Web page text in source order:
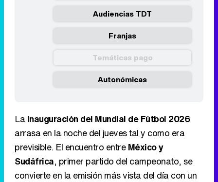
Audiencias TDT
Franjas
Temáticas pago
Autonómicas
La inauguración del Mundial de Fútbol 2026
arrasa en la noche del jueves tal y como era
previsible. El encuentro entreMéxico y
Sudáfrica, primer partido del campeonato, se
convierte en la emisión más vista del día con un